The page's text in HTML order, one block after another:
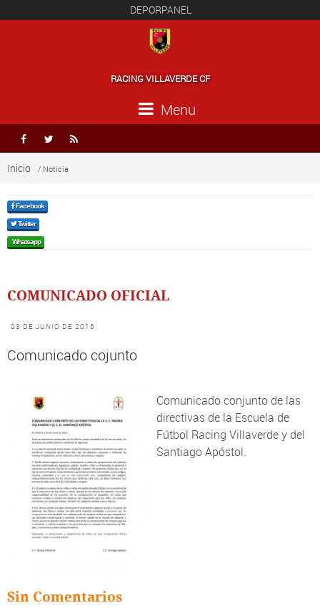
DEPORPANEL
RACING VILLAVERDE CF
Menu
  
Inicio / Noticia
Facebook
Twitter
Whatsapp
COMUNICADO OFICIAL
03 DE JUNIO DE 2016
Comunicado cojunto
Comunicado conjunto de las
directivas de la Escuela de
Fútbol Racing Villaverde y del
Santiago Apóstol.
Sin Comentarios